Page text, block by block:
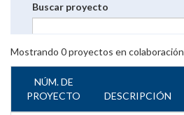
Buscar proyecto
Mostrando 0proyectos en colaboración
NÚM. DE
PROYECTO
DESCRIPCIÓN